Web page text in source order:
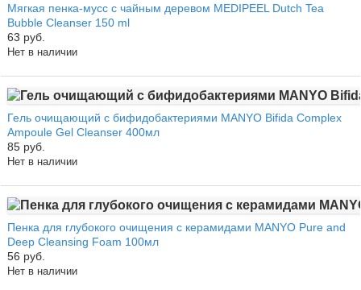
Мягкая пенка-мусс с чайным деревом MEDIPEEL Dutch Tea
Bubble Cleanser 150 ml
63 руб.
Нет в наличии
Гель очищающий с бифидобактериями MANYO Bifida Complex
Ampoule Gel Cleanser 400мл
85 руб.
Нет в наличии
Пенка для глубокого очищения с керамидами MANYO Pure and
Deep Cleansing Foam 100мл
56 руб.
Нет в наличии